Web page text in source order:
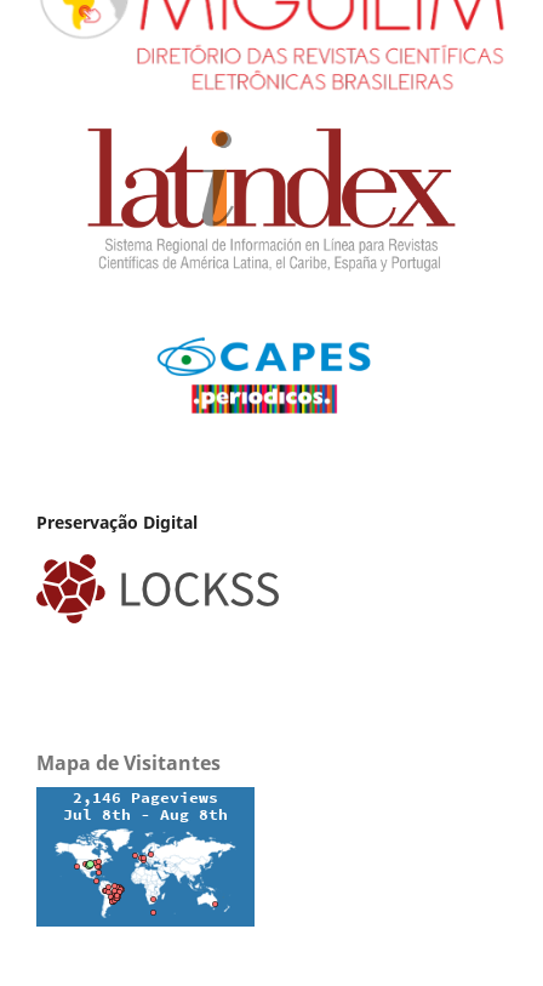
Preservação Digital
Mapa de Visitantes